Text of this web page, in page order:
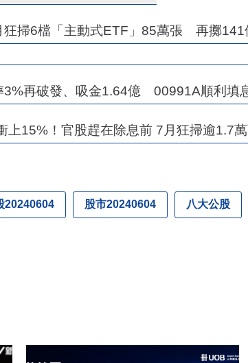
狂掃6檔「主動式ETF」85萬張 再擲141
3%再破發、吸金1.64億 00991A順利填
上15%！官股趕在除息前 7月狂掃逾1.7
20240604 股市20240604 八大公股